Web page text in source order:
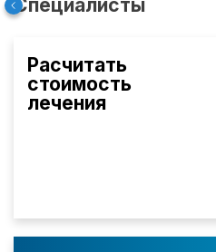
Специалисты
Расчитать
стоимость
лечения